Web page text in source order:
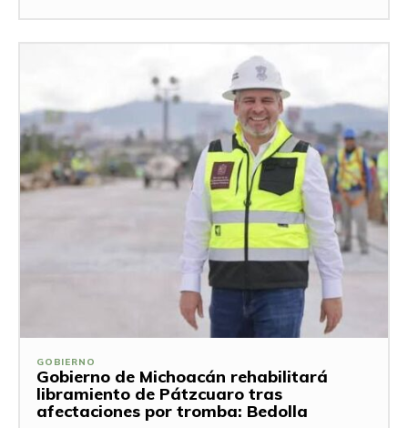
GOBIERNO
Gobierno de Michoacán rehabilitará
libramiento de Pátzcuaro tras
afectaciones por tromba: Bedolla